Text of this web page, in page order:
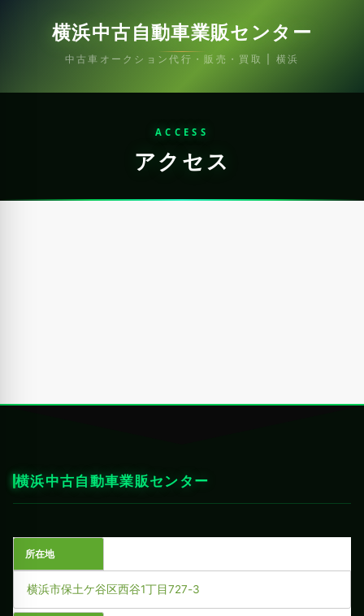
横浜中古自動車業販センター
中古車オークション代行・販売・買取 | 横浜
ACCESS
アクセス
横浜中古自動車業販センター
所在地
横浜市保土ケ谷区西谷1丁目727-3